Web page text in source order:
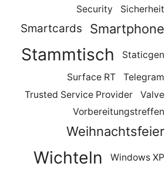
Security
Sicherheit
Smartcards Smartphone
Stammtisch Staticgen
Surface RT
Telegram
Trusted Service Provider
Valve
Vorbereitungstreffen
Weihnachtsfeier
Wichteln Windows XP